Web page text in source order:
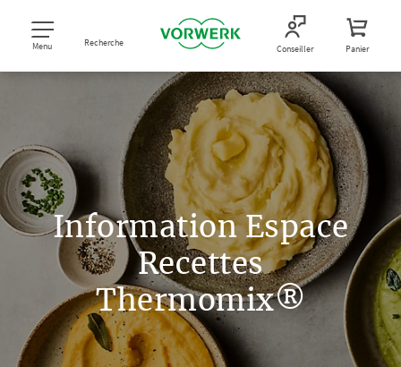
Menu Recherche Conseiller Panier
Information Espace
Recettes
Thermomix®